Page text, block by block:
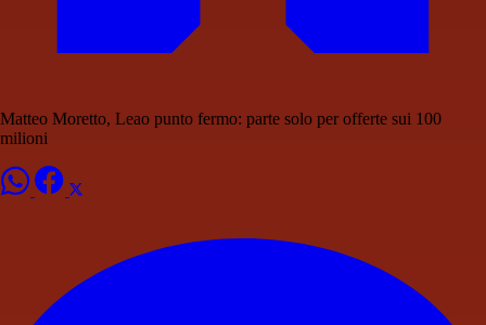
Matteo Moretto, Leao punto fermo: parte solo per offerte sui 100
milioni